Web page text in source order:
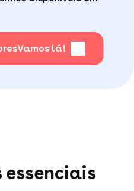
página de perguntas
Vamos lá!
essenciais